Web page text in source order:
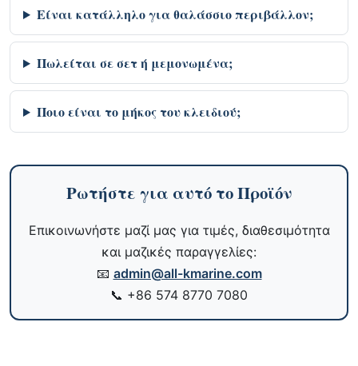
Είναι κατάλληλο για θαλάσσιο περιβάλλον;
Πωλείται σε σετ ή μεμονωμένα;
Ποιο είναι το μήκος του κλειδιού;
Ρωτήστε για αυτό το Προϊόν
Επικοινωνήστε μαζί μας για τιμές, διαθεσιμότητα
και μαζικές παραγγελίες:
📧 admin@all-kmarine.com
📞 +86 574 8770 7080